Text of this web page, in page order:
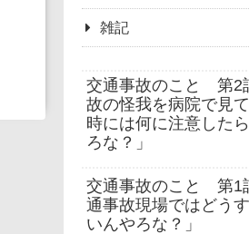
雑記
交通事故のこと 第2
故の怪我を病院で見
時には何に注意した
ろな？」
交通事故のこと 第1
通事故現場ではどう
いんやろな？」